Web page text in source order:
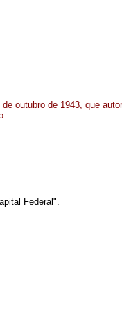
outubro de 1943, que
Federal".